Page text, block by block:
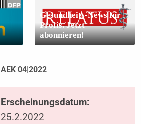
Gesundheits-News für
Profis. Jetzt
abonnieren!
AEK 04|2022
Erscheinungsdatum:
25.2.2022